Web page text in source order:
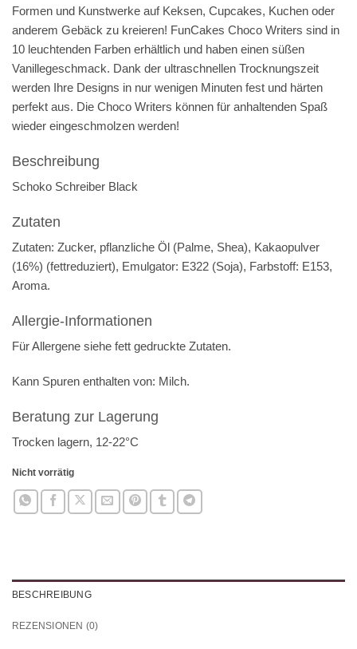
Formen und Kunstwerke auf Keksen, Cupcakes, Kuchen oder
anderem Gebäck zu kreieren! FunCakes Choco Writers sind in
10 leuchtenden Farben erhältlich und haben einen süßen
Vanillegeschmack. Dank der ultraschnellen Trocknungszeit
werden Ihre Designs in nur wenigen Minuten fest und härten
perfekt aus. Die Choco Writers können für anhaltenden Spaß
wieder eingeschmolzen werden!
Beschreibung
Schoko Schreiber Black
Zutaten
Zutaten: Zucker, pflanzliche Öl (Palme, Shea), Kakaopulver
(16%) (fettreduziert), Emulgator: E322 (Soja), Farbstoff: E153,
Aroma.
Allergie-Informationen
Für Allergene siehe fett gedruckte Zutaten.
Kann Spuren enthalten von: Milch.
Beratung zur Lagerung
Trocken lagern, 12-22°C
Nicht vorrätig
BESCHREIBUNG
REZENSIONEN (0)